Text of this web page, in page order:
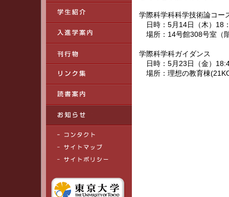
学際科学科科学技術論コー
日時：5月14日（木）18
場所：14号館308号室（
学際科学科ガイダンス
日時：5月23日（金）
場所：理想の教育棟